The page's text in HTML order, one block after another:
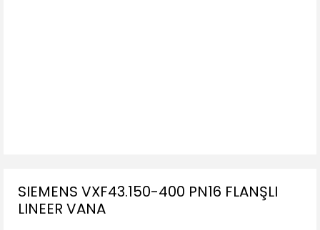
SIEMENS VXF43.150-400 PN16 FLANŞLI
LINEER VANA